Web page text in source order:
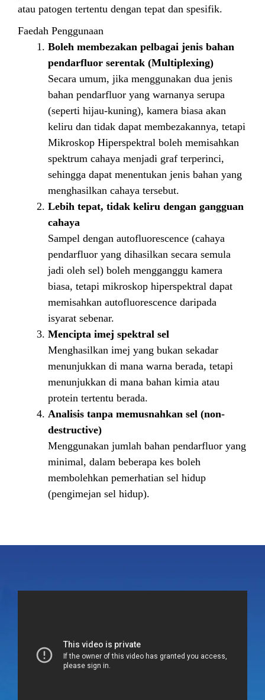
atau patogen tertentu dengan tepat dan spesifik.
Faedah Penggunaan
Boleh membezakan pelbagai jenis bahan
pendarfluor serentak (Multiplexing)
Secara umum, jika menggunakan dua jenis
bahan pendarfluor yang warnanya serupa
(seperti hijau-kuning), kamera biasa akan
keliru dan tidak dapat membezakannya, tetapi
Mikroskop Hiperspektral boleh memisahkan
spektrum cahaya menjadi graf terperinci,
sehingga dapat menentukan jenis bahan yang
menghasilkan cahaya tersebut.
Lebih tepat, tidak keliru dengan gangguan
cahaya
Sampel dengan autofluorescence (cahaya
pendarfluor yang dihasilkan secara semula
jadi oleh sel) boleh mengganggu kamera
biasa, tetapi mikroskop hiperspektral dapat
memisahkan autofluorescence daripada
isyarat sebenar.
Mencipta imej spektral sel
Menghasilkan imej yang bukan sekadar
menunjukkan di mana warna berada, tetapi
menunjukkan di mana bahan kimia atau
protein tertentu berada.
Analisis tanpa memusnahkan sel (non-
destructive)
Menggunakan jumlah bahan pendarfluor yang
minimal, dalam beberapa kes boleh
membolehkan pemerhatian sel hidup
(pengimejan sel hidup).